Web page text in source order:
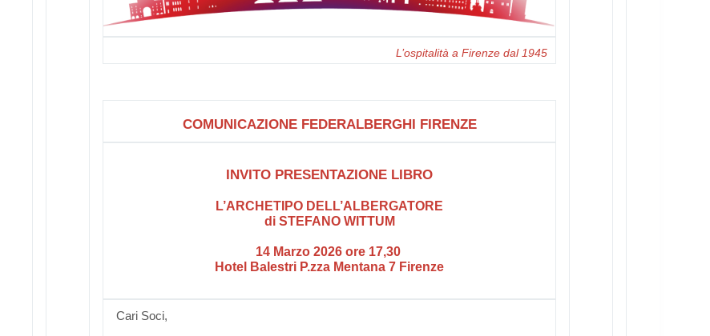
L’ospitalità a Firenze dal 1945
COMUNICAZIONE FEDERALBERGHI FIRENZE
INVITO PRESENTAZIONE LIBRO
L’ARCHETIPO DELL’ALBERGATORE
di STEFANO WITTUM
14 Marzo 2026 ore 17,30
Hotel Balestri P.zza Mentana 7 Firenze
Cari Soci,